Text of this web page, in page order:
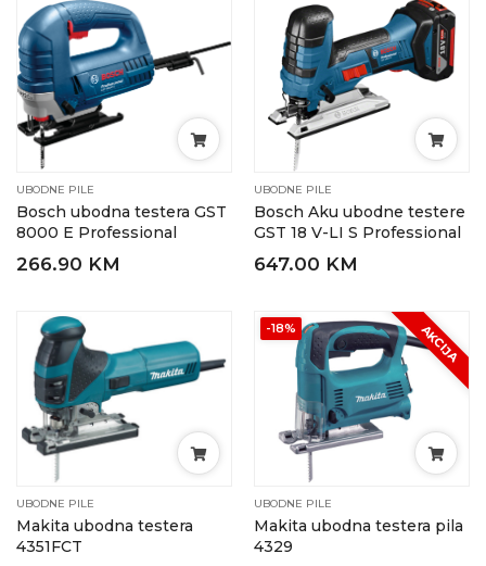
UBODNE PILE
Bosch ubodna testera GST
8000 E Professional
266.90 KM
UBODNE PILE
Bosch Aku ubodne testere
GST 18 V-LI S Professional
647.00 KM
UBODNE PILE
Makita ubodna testera
4351FCT
-18% AKCIJA
UBODNE PILE
Makita ubodna testera pila
4329